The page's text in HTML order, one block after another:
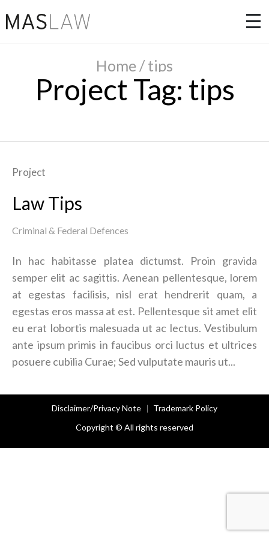
Home/tips
Project Tag: tips
Project
Law Tips
Criminal & Federal Defences
In hac habitasse platea dictumst. Proin gravida
semper elit ac sagittis. Aenean pellentesque, lorem
at egestas facilisis, nisl erat hendrerit quam, a
egestas eros massa at est. Pellentesque sit amet elit
eu erat lobortis malesuada ut ac lectus. Vestibulum
ante ipsum primis in faucibus orci luctus et ultrices
posuere cubilia Curae; Sed vulputate mauris ut...
Disclaimer/Privacy Note
Trademark Policy
Copyright © All rights reserved